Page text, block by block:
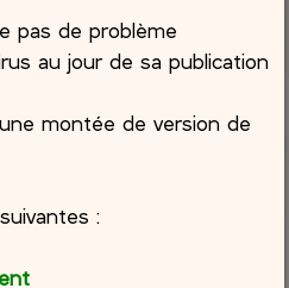
pas de problème
au jour de sa publication
montée de version de
: